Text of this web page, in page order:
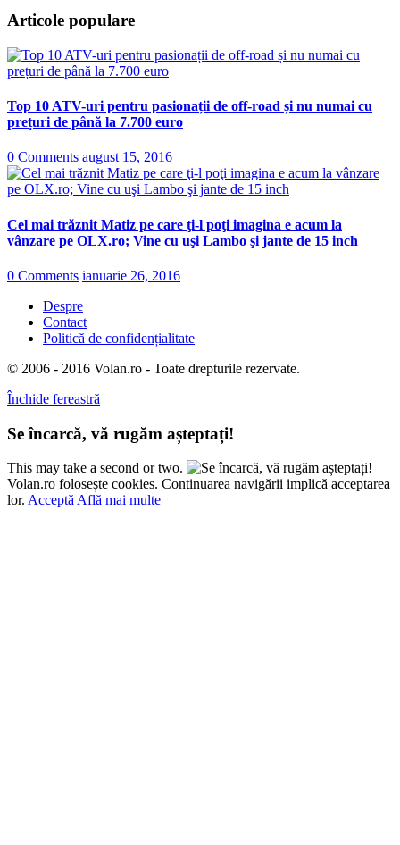
Articole populare
Top 10 ATV-uri pentru pasionații de off-road și nu numai cu
prețuri de până la 7.700 euro
0 Comments august 15, 2016
Cel mai trăznit Matiz pe care ţi-l poţi imagina e acum la
vânzare pe OLX.ro; Vine cu uşi Lambo şi jante de 15 inch
0 Comments ianuarie 26, 2016
Despre
Contact
Politică de confidențialitate
© 2006 - 2016 Volan.ro - Toate drepturile rezervate.
Închide fereastră
Se încarcă, vă rugăm așteptați!
This may take a second or two.
Volan.ro folosește cookies. Continuarea navigării implică acceptarea
lor. Acceptă Află mai multe